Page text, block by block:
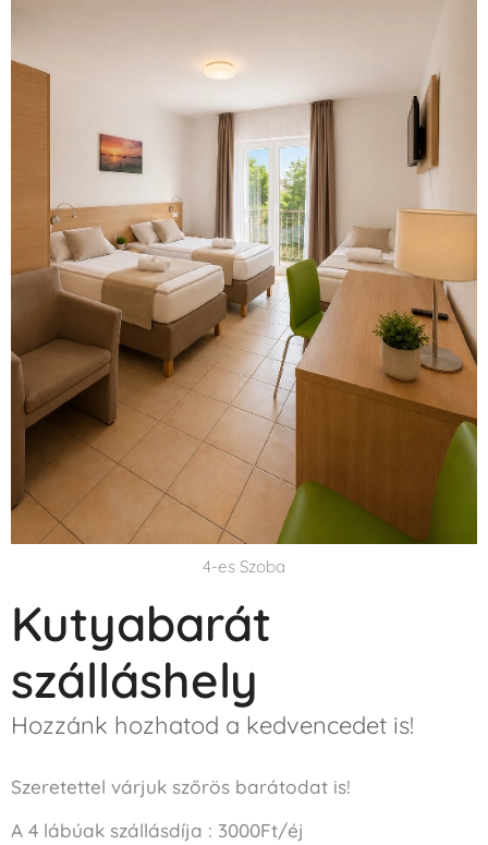
4-es Szoba
Kutyabarát
szálláshely
Hozzánk hozhatod a kedvencedet is!
Szeretettel várjuk szőrös barátodat is!
A 4 lábúak szállásdíja : 3000Ft/éj